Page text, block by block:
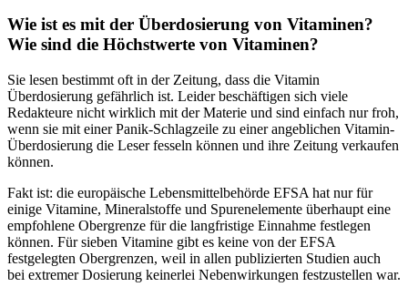
Wie ist es mit der Überdosierung von Vitaminen?
Wie sind die Höchstwerte von Vitaminen?
Sie lesen bestimmt oft in der Zeitung, dass die Vitamin
Überdosierung gefährlich ist. Leider beschäftigen sich viele
Redakteure nicht wirklich mit der Materie und sind einfach nur froh,
wenn sie mit einer Panik-Schlagzeile zu einer angeblichen Vitamin-
Überdosierung die Leser fesseln können und ihre Zeitung verkaufen
können.
Fakt ist: die europäische Lebensmittelbehörde EFSA hat nur für
einige Vitamine, Mineralstoffe und Spurenelemente überhaupt eine
empfohlene Obergrenze für die langfristige Einnahme festlegen
können. Für sieben Vitamine gibt es keine von der EFSA
festgelegten Obergrenzen, weil in allen publizierten Studien auch
bei extremer Dosierung keinerlei Nebenwirkungen festzustellen war.